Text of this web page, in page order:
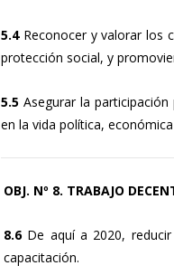
5.4Reconocer y valorar los
protección social, y
5.5 Asegurar la
en la vida política,
OBJ. Nº 8. TRABAJO
8.6De aquí a 2020, reducir
capacitación.